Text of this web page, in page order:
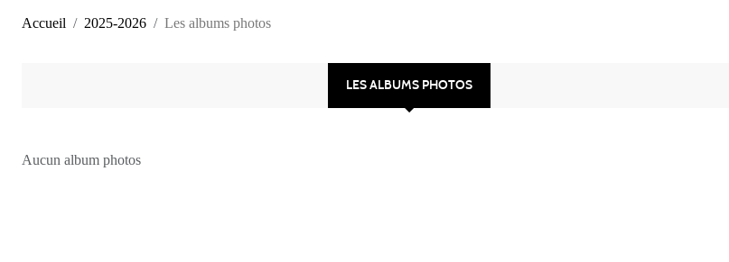
Accueil 2025-2026 Les albums photos
LES ALBUMS PHOTOS
Aucun album photos